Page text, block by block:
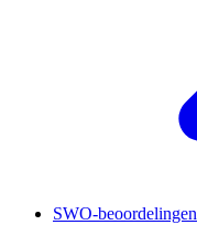
SWO-beoordelingen